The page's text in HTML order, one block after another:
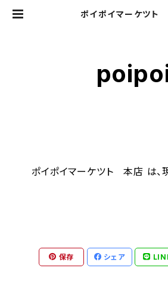
ポイポイマーケツト
ポイポイマーケツト 本店 は、
保存 シェア